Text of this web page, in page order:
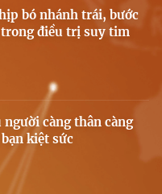
bó nhánh trái, bước
điều trị suy tim
người càng thân càng
kiệt sức